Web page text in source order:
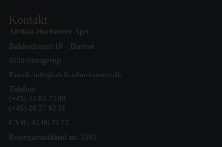
Kontakt
Afrikas Horisonter ApS
Bakkedraget 10 – Buresø
3550 Slangerup
Email: info@afrikashorisonter.dk
Telefon:
(+45) 22 82 75 90
(+45) 26 27 92 31
CVR: 42 66 70 72
Rejsegarantifond nr. 3392